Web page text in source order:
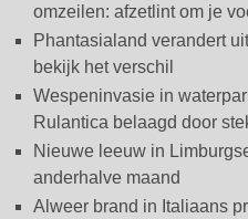
omzeilen: afzetlint om je
Phantasialand verandert
bekijk het verschil
Wespeninvasie in
Rulantica belaagd door
Nieuwe leeuw in
anderhalve maand
Alweer brand in Italiaans